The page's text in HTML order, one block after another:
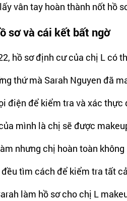
vân tay hoàn thành nốt hồ
sơ và cái kết bất ngờ
hồ sơ định cư của chị L có
thứ mà Sarah Nguyen đã
điện để kiểm tra và xác
mình là chị sẽ được
nhưng chị hoàn toàn
đều tìm cách để kiểm tra tất
làm hồ sơ cho chị L